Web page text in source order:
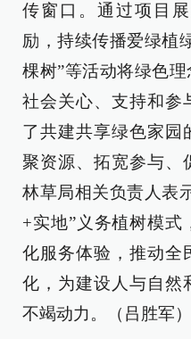
传窗口。通过项目
励，持续传播爱绿植
棵树”等活动将绿色
社会关心、支持和参
了共建共享绿色家园
聚资源、拓宽参与、
林草局相关负责人表
+实地”义务植树模式
化服务体验，推动全
化，为建设人与自然
不竭动力。（吕胜军）